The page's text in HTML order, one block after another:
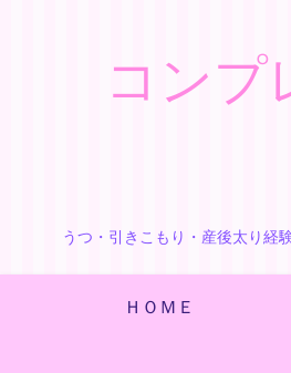
コンプ
うつ・引きこもり・産後太り経
ＨＯＭＥ